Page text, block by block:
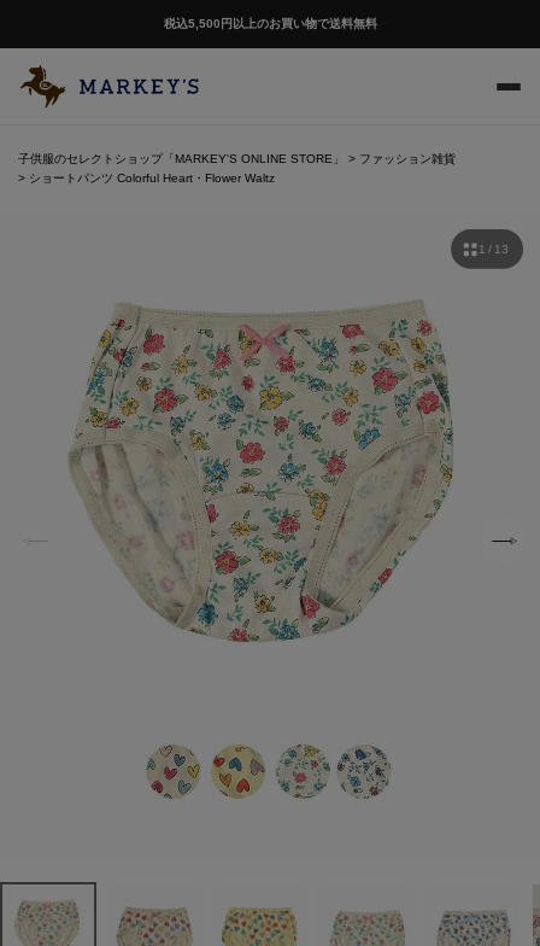
税込5,500円以上のお買い物で送料無料
子供服のセレクトショップ「MARKEY'S ONLINE STORE」
ファッション雑貨
ショートパンツ Colorful Heart・Flower Waltz
1 / 13